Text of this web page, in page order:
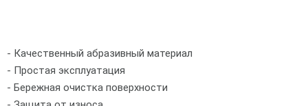
- Качественный абразивный материал
- Простая эксплуатация
- Бережная очистка поверхности